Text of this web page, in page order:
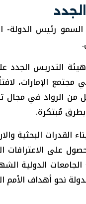
رئيس الدولة-
التدريس الجدد
الإمارات،
الرواد في مجال
مُبتكرة.
القدرات البحثية
على
الدولية
نحو أهداف